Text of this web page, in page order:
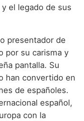
el legado de sus
presentador de
por su carisma y
pantalla. Su
han convertido en
de españoles.
español,
con la